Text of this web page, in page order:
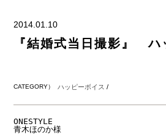
2014.01.10
『結婚式当日撮影』 ハ
CATEGORY） ハッピーボイス /
ONESTYLE
青木ほのか様